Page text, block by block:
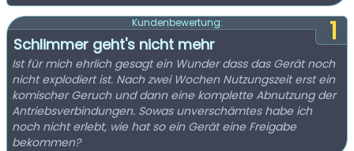
1
Kundenbewertung:
Schlimmer geht's nicht mehr
Ist für mich ehrlich gesagt ein Wunder dass das Gerät noch
nicht explodiert ist. Nach zwei Wochen Nutzungszeit erst ein
komischer Geruch und dann eine komplette Abnutzung der
Antriebsverbindungen. Sowas unverschämtes habe ich
noch nicht erlebt, wie hat so ein Gerät eine Freigabe
bekommen?